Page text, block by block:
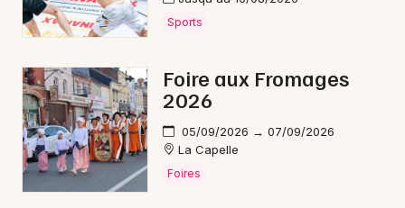
Sports
Foire aux Fromages
2026
05/09/2026 → 07/09/2026
La Capelle
Foires